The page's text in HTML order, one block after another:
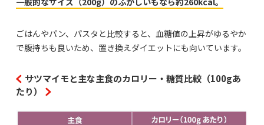
ごはんやパン、パスタと比較すると、血糖値の上昇がゆるやか
で腹持ちも良いため、置き換えダイエットにも向いています。
サツマイモと主な主食のカロリー・糖質比較（100gあ
たり）